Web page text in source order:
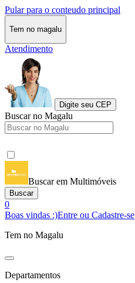
Pular para o conteudo principal
Tem no magalu
Atendimento
Digite seu CEP
Buscar no Magalu
Buscar em Multimóveis
Buscar
0
Boas vindas :)Entre ou Cadastre-se
Tem no Magalu
Departamentos